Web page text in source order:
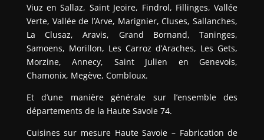
Viuz en Sallaz, Saint Jeoire, Findrol, Fillinges, Vallée
Verte, Vallée de l’Arve, Marignier, Cluses, Sallanches,
La Clusaz, Aravis, Grand Bornand, Taninges,
Samoens, Morillon, Les Carroz d’Araches, Les Gets,
Morzine, Annecy, Saint Julien en Genevois,
Chamonix, Megève, Combloux.
Et d’une manière générale sur l’ensemble des
départements de la Haute Savoie 74.
Cuisines sur mesure Haute Savoie – Fabrication de